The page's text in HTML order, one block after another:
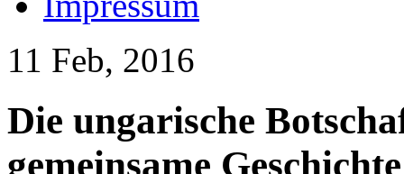
11 Feb, 2016
Die ungarische
gemeinsame Geschichte